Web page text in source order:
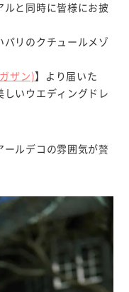
ルと同時に皆様にお披
リのクチュールメゾ
ザン) 】より届いた
しいウエディングドレ
ールデコの雰囲気が贅